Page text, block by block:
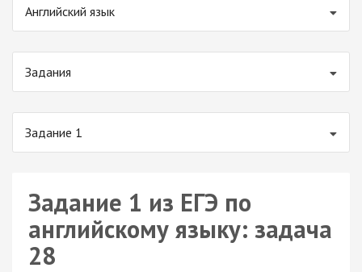
Английский язык
Задания
Задание 1
Задание 1 из ЕГЭ по
английскому языку: задача
28